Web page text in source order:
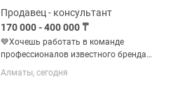
Продавец - консультант
170 000 - 400 000 ₸
💙Хочешь работать в команде
профессионалов известного бренда
женской одежды? Befree в ТРЦ МАРТ
ждет тебя! Нам требуется продавец-
Алматы, сегодня